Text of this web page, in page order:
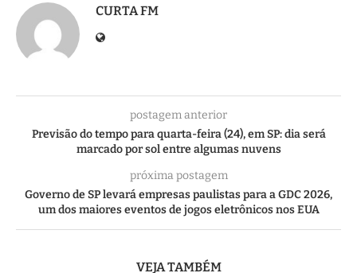
CURTA FM
postagem anterior
Previsão do tempo para quarta-feira (24), em SP: dia será
marcado por sol entre algumas nuvens
próxima postagem
Governo de SP levará empresas paulistas para a GDC 2026,
um dos maiores eventos de jogos eletrônicos nos EUA
VEJA TAMBÉM